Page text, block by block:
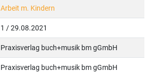
Arbeit m. Kindern
1 / 29.08.2021
Praxisverlag buch+musik bm gGmbH
Praxisverlag buch+musik bm gGmbH